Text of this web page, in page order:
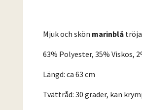
Mjuk och skön marinblå
63% Polyester, 35% Viskos,
Längd: ca 63 cm
Tvättråd: 30 grader, kan